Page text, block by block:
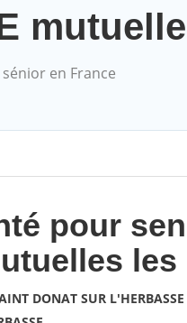
en France
pour
DONAT SUR L'HERBASSE